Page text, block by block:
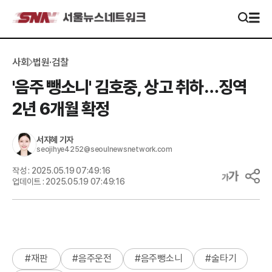
사회 법원·검찰
'음주 뺑소니' 김호중, 상고 취하…징역
2년 6개월 확정
서지혜 기자
seojihye4252@seoulnewsnetwork.com
작성 : 2025.05.19 07:49:16
업데이트 : 2025.05.19 07:49:16
#재판 #음주운전 #음주뺑소니 #술타기